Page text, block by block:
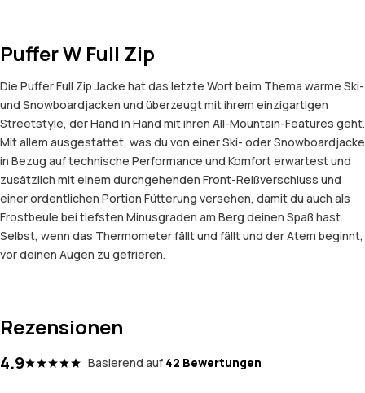
Puffer W Full Zip
Die Puffer Full Zip Jacke hat das letzte Wort beim Thema warme Ski-
und Snowboardjacken und überzeugt mit ihrem einzigartigen
Streetstyle, der Hand in Hand mit ihren All-Mountain-Features geht.
Mit allem ausgestattet, was du von einer Ski- oder Snowboardjacke
in Bezug auf technische Performance und Komfort erwartest und
zusätzlich mit einem durchgehenden Front-Reißverschluss und
einer ordentlichen Portion Fütterung versehen, damit du auch als
Frostbeule bei tiefsten Minusgraden am Berg deinen Spaß hast.
Selbst, wenn das Thermometer fällt und fällt und der Atem beginnt,
vor deinen Augen zu gefrieren.
Rezensionen
4.9 Basierend auf 42 Bewertungen